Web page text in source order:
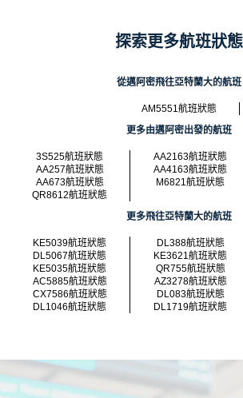
探索更多航班狀態
從邁阿密飛往亞特蘭大的航班
AM5551航班狀態
更多由邁阿密出發的航班
3S525航班狀態
AA2163航班狀態
AA257航班狀態
AA4163航班狀態
AA673航班狀態
M6821航班狀態
QR8612航班狀態
更多飛往亞特蘭大的航班
KE5039航班狀態
DL388航班狀態
DL5067航班狀態
KE3621航班狀態
KE5035航班狀態
QR755航班狀態
AC5885航班狀態
AZ3278航班狀態
CX7586航班狀態
DL083航班狀態
DL1046航班狀態
DL1719航班狀態